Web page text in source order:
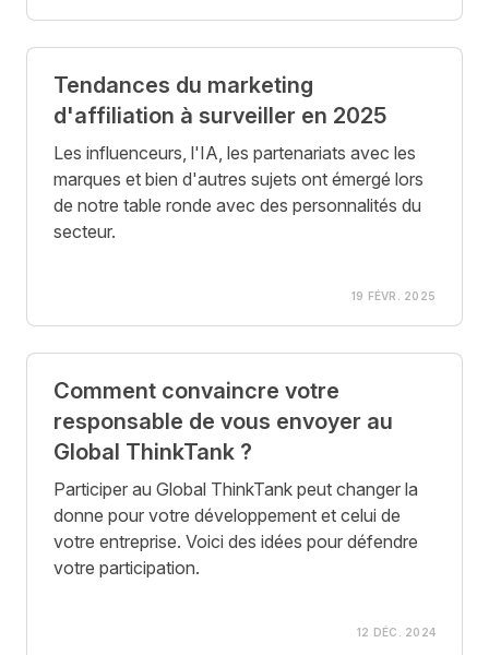
Tendances du marketing
d'affiliation à surveiller en 2025
Les influenceurs, l'IA, les partenariats avec les
marques et bien d'autres sujets ont émergé lors
de notre table ronde avec des personnalités du
secteur.
19 FÉVR. 2025
Comment convaincre votre
responsable de vous envoyer au
Global ThinkTank ?
Participer au Global ThinkTank peut changer la
donne pour votre développement et celui de
votre entreprise. Voici des idées pour défendre
votre participation.
12 DÉC. 2024